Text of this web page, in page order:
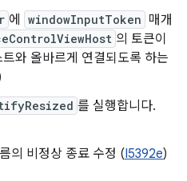
에 windowInputToken 매개
의 토큰이
와 올바르게 연결되도록 하는
를 실행합니다.
의 비정상 종료 수정 (I5392e)